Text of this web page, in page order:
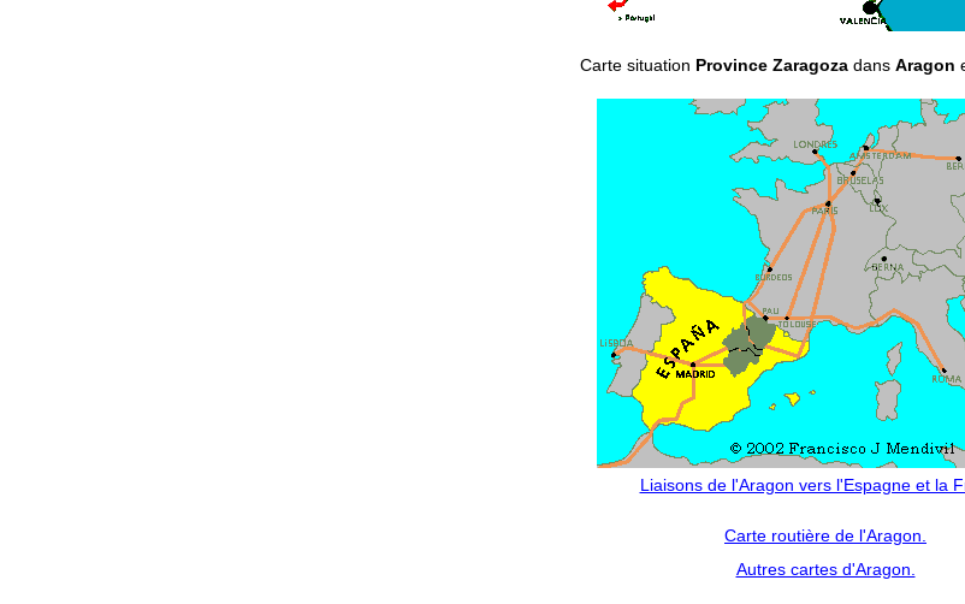
Carte situation Province Zaragozadans Aragon
Liaisons de l'Aragon vers l'Espagne et la
Carte routière de l'Aragon.
Autres cartes d'Aragon.